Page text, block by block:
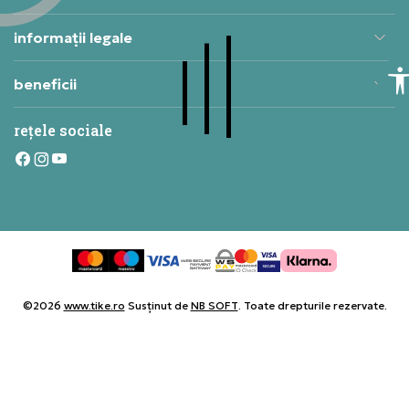
informații legale
beneficii
rețele sociale
©2026 www.tike.ro Susținut de NB SOFT. Toate drepturile rezervate.